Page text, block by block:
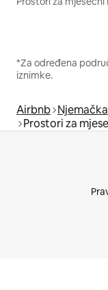
*Za određena
iznimke.
Airbnb Njemačka
Prostori za